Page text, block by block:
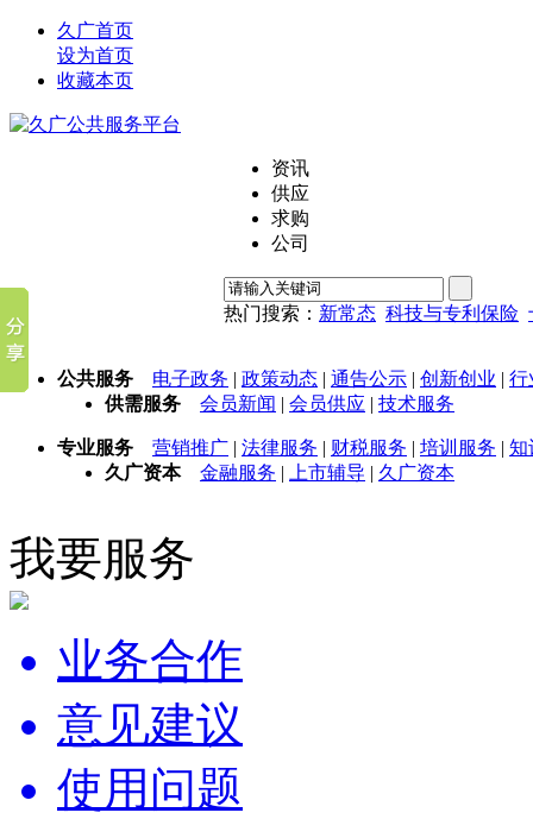
久广首页
设为首页
收藏本页
资讯
供应
求购
公司
热门搜索： 新常态 科技与专利保险
公共服务 电子政务 | 政策动态 | 通告公示 | 创新创业 | 行
供需服务
会员新闻 | 会员供应 | 技术服务
专业服务 营销推广 | 法律服务 | 财税服务 | 培训服务 | 知
久广资本
金融服务 | 上市辅导 | 久广资本
我要服务
业务合作
意见建议
使用问题